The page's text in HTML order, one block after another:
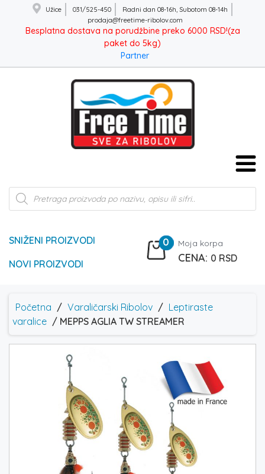
Užice 031/525-450
Radni dan 08-16h, Subotom 08-14h
prodaja@freetime-ribolov.com
Besplatna dostava na porudžbine preko 6000 RSD!(za
paket do 5kg)
Partner
Products
search
SNIŽENI PROIZVODI
NOVI PROIZVODI
0 Moja korpa
0 RSD
Početna / Varaličarski Ribolov / Leptiraste
varalice / MEPPS AGLIA TW STREAMER